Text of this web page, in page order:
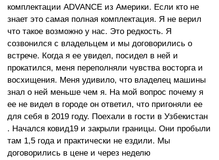
комплектации ADVANCE из Америки. Если кто не
знает это самая полная комплектация. Я не верил
что такое возможно у нас. Это редкость. Я
созвонился с владельцем и мы договорились о
встрече. Когда я ее увидел, посидел в ней и
прокатился, меня переполняли чувства восторга и
восхищения. Меня удивило, что владелец машины
знал о ней меньше чем я. На мой вопрос почему я
ее не видел в городе он ответил, что пригоняли ее
для себя в 2019 году. Поехали в гости в Узбекистан
. Начался ковид19 и закрыли границы. Они пробыли
там 1,5 года и практически не ездили. Мы
договорились в цене и через неделю